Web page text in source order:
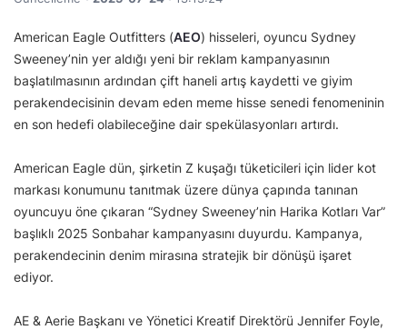
American Eagle Outfitters (AEO) hisseleri, oyuncu Sydney
Sweeney’nin yer aldığı yeni bir reklam kampanyasının
başlatılmasının ardından çift haneli artış kaydetti ve giyim
perakendecisinin devam eden meme hisse senedi fenomeninin
en son hedefi olabileceğine dair spekülasyonları artırdı.
American Eagle dün, şirketin Z kuşağı tüketicileri için lider kot
markası konumunu tanıtmak üzere dünya çapında tanınan
oyuncuyu öne çıkaran “Sydney Sweeney’nin Harika Kotları Var”
başlıklı 2025 Sonbahar kampanyasını duyurdu. Kampanya,
perakendecinin denim mirasına stratejik bir dönüşü işaret
ediyor.
AE & Aerie Başkanı ve Yönetici Kreatif Direktörü Jennifer Foyle,